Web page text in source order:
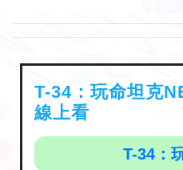
T-34：玩命坦克
線上看
T-34：